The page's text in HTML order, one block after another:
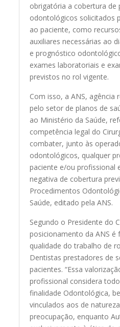
obrigatória a cobertura de
odontológicos solicitados
ao paciente, como
auxiliares necessárias ao
e prognóstico
exames laboratoriais e
previstos no rol vigente.
Com isso, a ANS, agência
pelo setor de planos de
ao Ministério da Saúde,
competência legal do
combater, junto às
odontológicos, qualquer
paciente e/ou profissional
negativa de cobertura
Procedimentos
Saúde, editado pela ANS.
Segundo o Presidente do
posicionamento da ANS é
qualidade do trabalho de
Dentistas prestadores de
pacientes. “Essa
profissional considera
finalidade Odontológica,
vinculados aos de
preocupação, enquanto